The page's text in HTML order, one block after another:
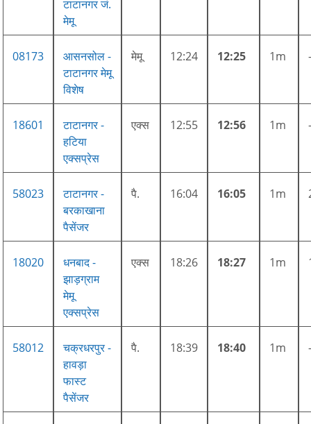
टाटानगर जं.
मेमू
08173
आसनसोल -
टाटानगर मेमू
विशेष
मेमू 12:24 12:25 1m
18601
टाटानगर -
हटिया
एक्सप्रेस
एक्स 12:55 12:56 1m
58023
टाटानगर -
बरकाखाना
पैसेंजर
पै. 16:04 16:05 1m
18020
धनबाद -
झाड़ग्राम
मेमू
एक्सप्रेस
एक्स 18:26 18:27 1m
58012
चक्रधरपुर -
हावड़ा
फास्ट
पैसेंजर
पै. 18:39 18:40 1m